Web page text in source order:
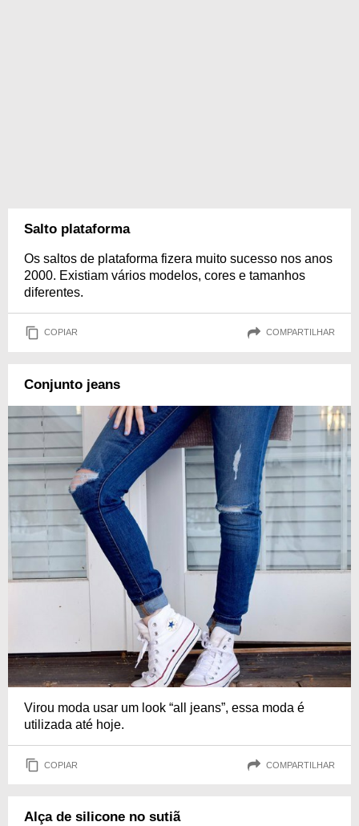
Salto plataforma
Os saltos de plataforma fizera muito sucesso nos anos
2000. Existiam vários modelos, cores e tamanhos
diferentes.
COPIAR COMPARTILHAR
Conjunto jeans
Virou moda usar um look “all jeans”, essa moda é
utilizada até hoje.
COPIAR COMPARTILHAR
Alça de silicone no sutiã